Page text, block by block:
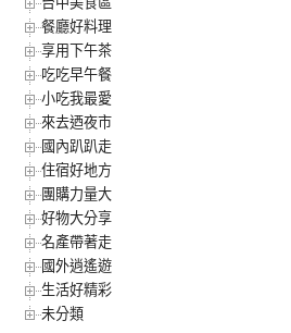
餐廳好料理
享用下午茶
吃吃早午餐
小吃我最愛
來去迺夜市
國內趴趴走
住宿好地方
團購力量大
好物大分享
名產帶著走
國外逍遙遊
生活好精彩
未分類